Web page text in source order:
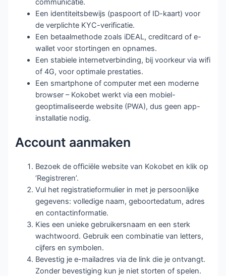
communicatie.
Een identiteitsbewijs (paspoort of ID-kaart) voor
de verplichte KYC-verificatie.
Een betaalmethode zoals iDEAL, creditcard of e-
wallet voor stortingen en opnames.
Een stabiele internetverbinding, bij voorkeur via wifi
of 4G, voor optimale prestaties.
Een smartphone of computer met een moderne
browser – Kokobet werkt via een mobiel-
geoptimaliseerde website (PWA), dus geen app-
installatie nodig.
Account aanmaken
Bezoek de officiële website van Kokobet en klik op
‘Registreren’.
Vul het registratieformulier in met je persoonlijke
gegevens: volledige naam, geboortedatum, adres
en contactinformatie.
Kies een unieke gebruikersnaam en een sterk
wachtwoord. Gebruik een combinatie van letters,
cijfers en symbolen.
Bevestig je e-mailadres via de link die je ontvangt.
Zonder bevestiging kun je niet storten of spelen.